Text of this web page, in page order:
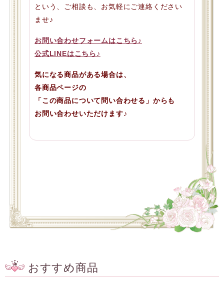
という、ご相談も、お気軽にご連絡ください
ませ♪
お問い合わせフォームはこちら♪
公式LINEはこちら♪
気になる商品がある場合は、
各商品ページの
「この商品について問い合わせる」からも
お問い合わせいただけます♪
おすすめ商品